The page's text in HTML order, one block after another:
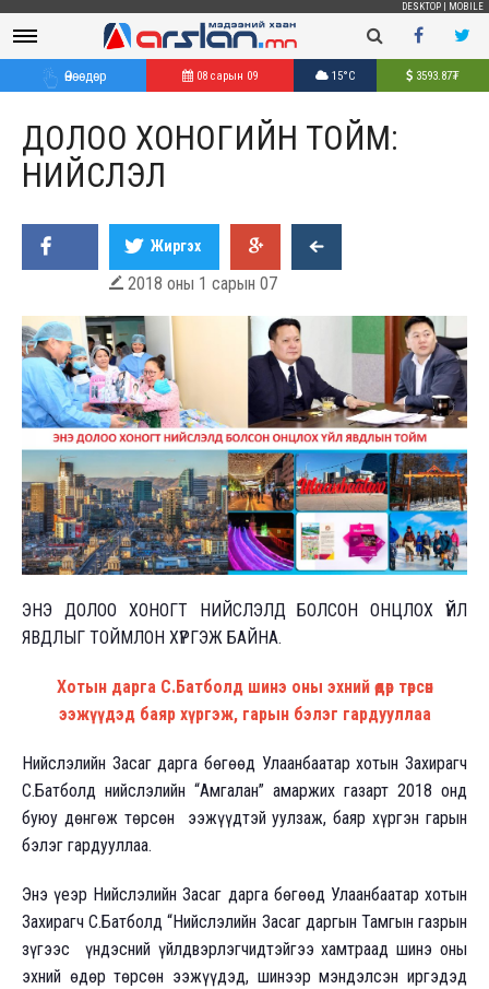
DESKTOP MOBILE
Өнөөдөр 08 сарын 09 15°C 3593.87₮
ДОЛОО ХОНОГИЙН ТОЙМ:
НИЙСЛЭЛ
Жиргэх
 2018 оны 1 сарын 07
ЭНЭ ДОЛОО ХОНОГТ НИЙСЛЭЛД БОЛСОН ОНЦЛОХ ҮЙЛ
ЯВДЛЫГ ТОЙМЛОН ХҮРГЭЖ БАЙНА.
Хотын дарга С.Батболд шинэ оны эхний өдөр төрсөн
ээжүүдэд баяр хүргэж, гарын бэлэг гардууллаа
Нийслэлийн Засаг дарга бөгөөд Улаанбаатар хотын Захирагч
С.Батболд нийслэлийн “Амгалан” амаржих газарт 2018 онд
буюу дөнгөж төрсөн ээжүүдтэй уулзаж, баяр хүргэн гарын
бэлэг гардууллаа.
Энэ үеэр Нийслэлийн Засаг дарга бөгөөд Улаанбаатар хотын
Захирагч С.Батболд “Нийслэлийн Засаг даргын Тамгын газрын
зүгээс үндэсний үйлдвэрлэгчидтэйгээ хамтраад шинэ оны
эхний өдөр төрсөн ээжүүдэд, шинээр мэндэлсэн иргэдэд